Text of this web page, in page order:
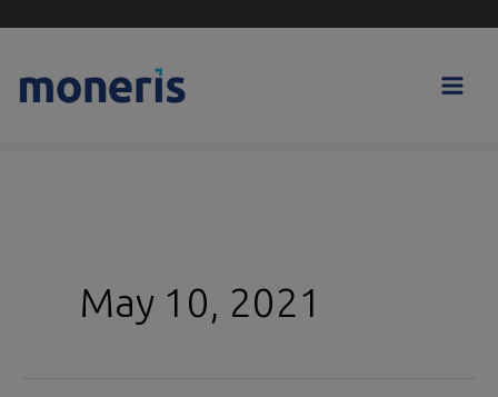
May 10, 2021